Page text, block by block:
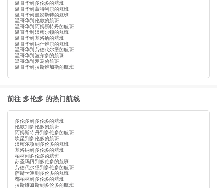
温哥华到多伦多的航班
温哥华到蒙特利尔的航班
温哥华到曼彻斯特的航班
温哥华到伦敦的航班
温哥华到阿姆斯特丹的航班
温哥华到汉密尔顿的航班
温哥华到基洛纳的航班
温哥华到纳什维尔的航班
温哥华到劳德代尔堡的航班
温哥华到波尔多的航班
温哥华到罗马的航班
温哥华到拉斯维加斯的航班
前往 多伦多 的热门航线
多伦多到多伦多的航班
伦敦到多伦多的航班
阿姆斯特丹到多伦多的航班
坎昆到多伦多的航班
汉密尔顿到多伦多的航班
基洛纳到多伦多的航班
柏林到多伦多的航班
苏圣玛丽到多伦多的航班
劳德代尔堡到多伦多的航班
萨斯卡通到多伦多的航班
都柏林到多伦多的航班
拉斯维加斯到多伦多的航班